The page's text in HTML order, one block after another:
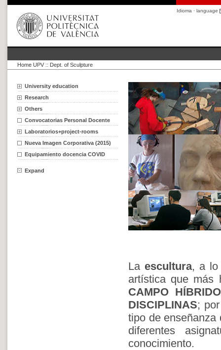
Idioma · language
Home UPV :: Dept. of Sculpture
University education
Research
Others
Convocatorias Personal Docente
Laboratorios+project-rooms
Nueva Imagen Corporativa (2015)
Equipamiento docencia COVID
Expand
La escultura, a lo
artística que más
CAMPO
DISCIPLINAS;
tipo de enseñanza
diferentes
conocimiento.